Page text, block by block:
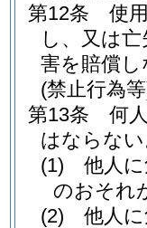
第12条
使
し、又は
害を賠償
(禁止行為
第13条
何
はならな
(1)
他人
のおそれ
(2)
他人